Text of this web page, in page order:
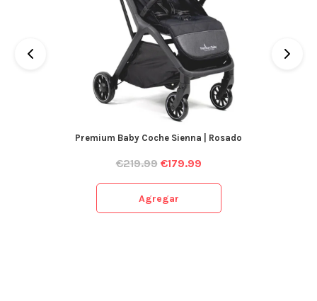
Premium Baby Coche Sienna | Rosado
€219.99 €179.99
Agregar